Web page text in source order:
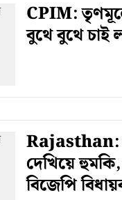
CPIM:
বুথে বুথে চাই
Rajasthan:
দেখিয়ে
বিজেপি